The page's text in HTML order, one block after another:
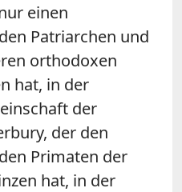
einen
Patriarchen und
orthodoxen
hat, in der
der
der den
Primaten der
hat, in der